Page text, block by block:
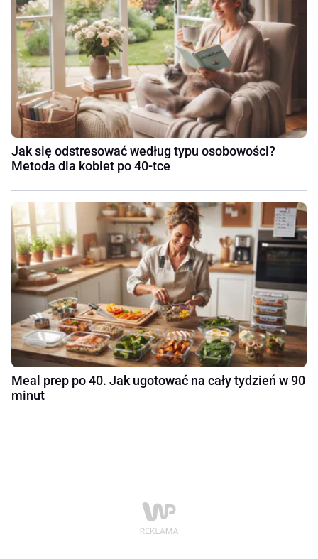
Jak się odstresować według typu osobowości?
Metoda dla kobiet po 40-tce
Meal prep po 40. Jak ugotować na cały tydzień w 90
minut